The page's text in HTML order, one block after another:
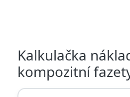
Kalkulačka
kompozitní